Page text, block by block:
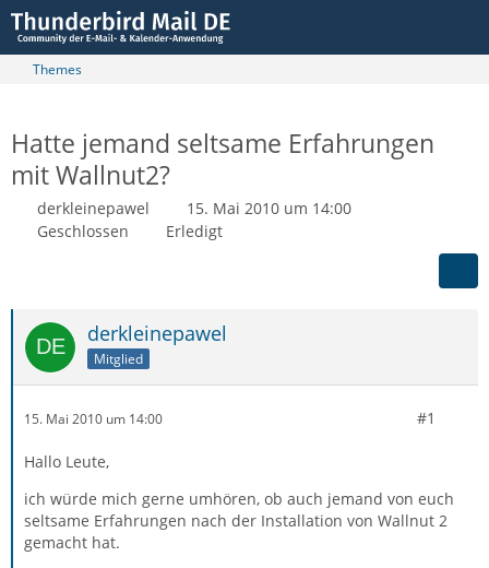
Themes
Hatte jemand seltsame Erfahrungen
mit Wallnut2?
derkleinepawel
15. Mai 2010 um 14:00
Geschlossen
Erledigt
derkleinepawel
Mitglied
15. Mai 2010 um 14:00 #1
Hallo Leute,
ich würde mich gerne umhören, ob auch jemand von euch
seltsame Erfahrungen nach der Installation von Wallnut 2
gemacht hat.